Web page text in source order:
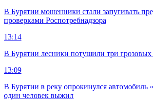
В Бурятии мошенники стали запугивать
проверками Роспотребнадзора
13:14
В Бурятии лесники потушили три грозовых
13:09
В Бурятии в реку опрокинулся автомобиль
один человек выжил